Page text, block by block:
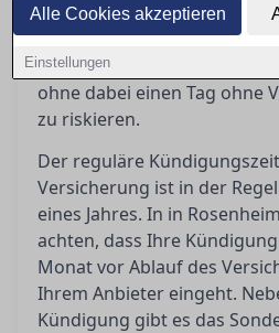
Alle Cookies akzeptieren
Einstellungen
Punkte sorgen häufig für
Ratgeber erfahren Sie, wie
Versicherung effizient
ohne dabei einen Tag ohne
zu riskieren.
Der reguläre
Versicherung ist in der
eines Jahres. In in
achten, dass Ihre
Monat vor Ablauf des
Ihrem Anbieter eingeht.
Kündigung gibt es das